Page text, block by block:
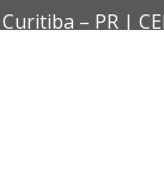
– PR |